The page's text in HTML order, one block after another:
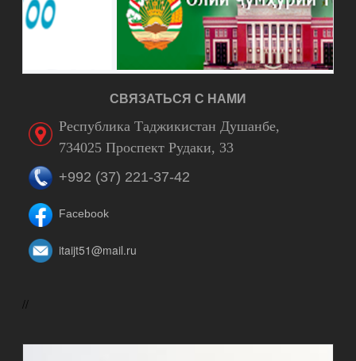
СВЯЗАТЬСЯ С НАМИ
Республика Таджикистан Душанбе,
734025 Проспект Рудаки, 33
+992 (37) 221-37-42
Facebook
itaijt51@mail.ru
//